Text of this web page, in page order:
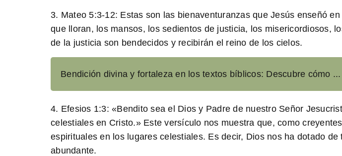
3. Mateo 5:3-12: Estas son las bienaventuranzas que Jesús enseñó
que lloran, los mansos, los sedientos de justicia, los misericordiosos,
de la justicia son bendecidos y recibirán el reino de los cielos.
Bendición divina y fortaleza en los textos bíblicos: Descubre cómo ...
4. Efesios 1:3: «Bendito sea el Dios y Padre de nuestro Señor
celestiales en Cristo.» Este versículo nos muestra que, como
espirituales en los lugares celestiales. Es decir, Dios nos ha dotado
abundante.